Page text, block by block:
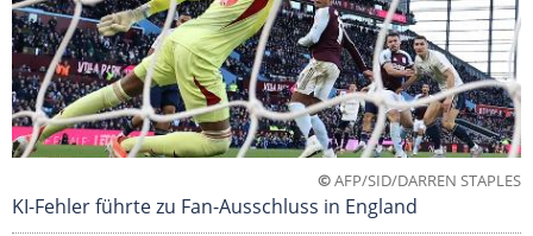
©AFP/SID/DARREN STAPLES
KI-Fehler führte zu Fan-Ausschluss in England